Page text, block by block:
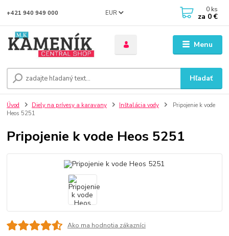
Menu
EUR
Hľadať
+421 940 949 000 0 ks
za 0 €
Úvod Diely na prívesy a karavany Inštalácia vody
Pripojenie k vode
Heos 5251
Pripojenie k vode Heos 5251
Ako ma hodnotia zákazníci